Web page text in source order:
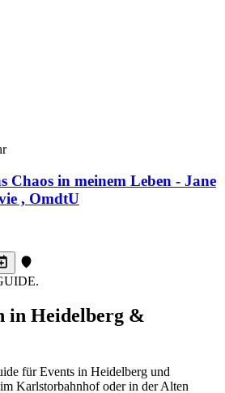
Chaos in meinem Leben - Jane
, OmdtU
in Heidelberg &
für Events in Heidelberg und
Karlstorbahnhof oder in der Alten